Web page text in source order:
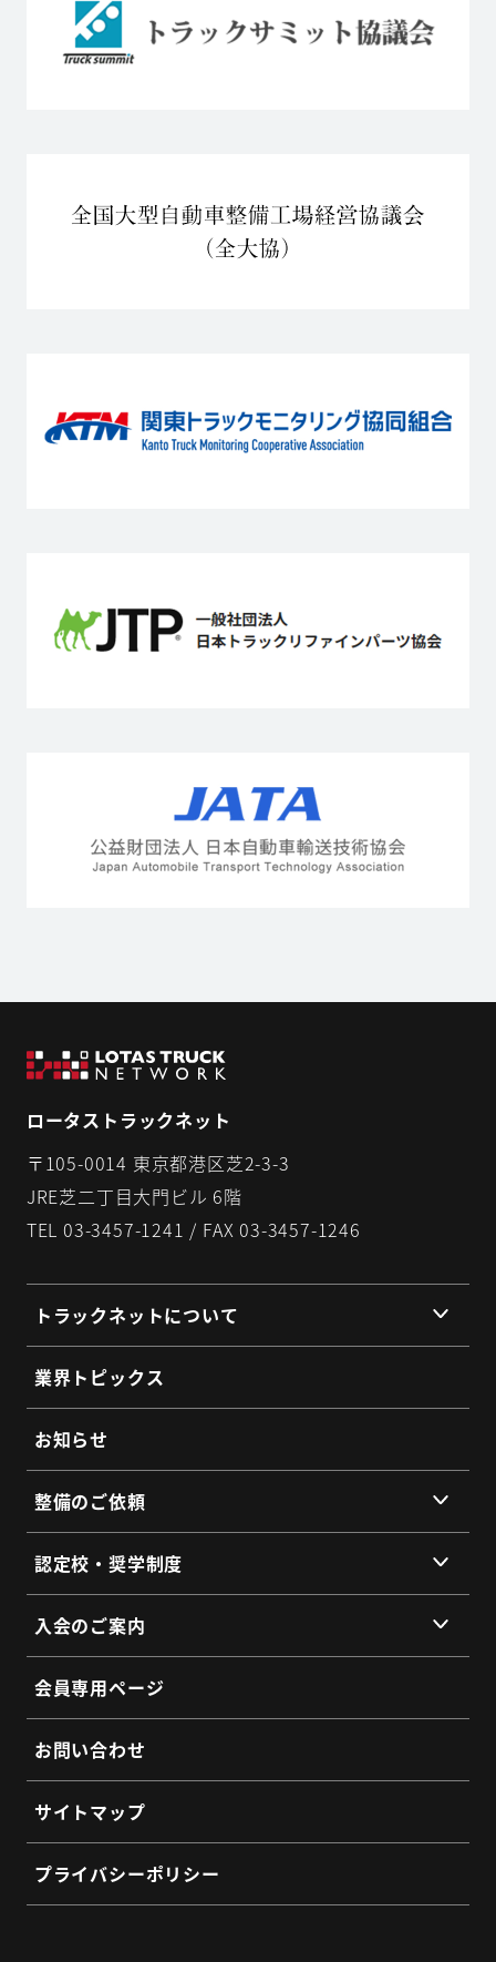
ロータストラックネット
〒105-0014 東京都港区芝2-3-3
JRE芝二丁目大門ビル 6階
TEL 03-3457-1241 / FAX 03-3457-1246
トラックネットについて
組織理念
組織概要
代表挨拶
提携企業・団体一覧
総会・地区会・研修会
会員同士のネットワークづくり
SDGs宣言
業界トピックス
お知らせ
整備のご依頼
提供サービス
サービス拠点
よくあるご質問
整備・メンテナンス依頼フォーム
認定校・奨学制度
認定校制度について
全国トラックネット企業紹介
よくあるご質問
認定制度に関するお問い合わせ
入会のご案内
入会の3つのメリット
会員インタビュー
よくあるご質問
入会希望フォーム
会員専用ページ
お問い合わせ
サイトマップ
プライバシーポリシー